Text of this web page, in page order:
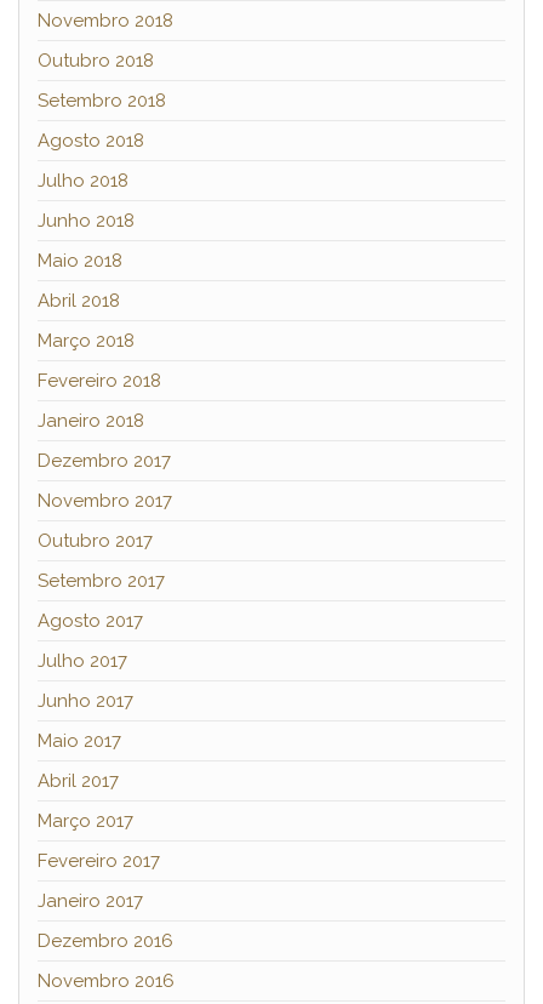
Novembro 2018
Outubro 2018
Setembro 2018
Agosto 2018
Julho 2018
Junho 2018
Maio 2018
Abril 2018
Março 2018
Fevereiro 2018
Janeiro 2018
Dezembro 2017
Novembro 2017
Outubro 2017
Setembro 2017
Agosto 2017
Julho 2017
Junho 2017
Maio 2017
Abril 2017
Março 2017
Fevereiro 2017
Janeiro 2017
Dezembro 2016
Novembro 2016